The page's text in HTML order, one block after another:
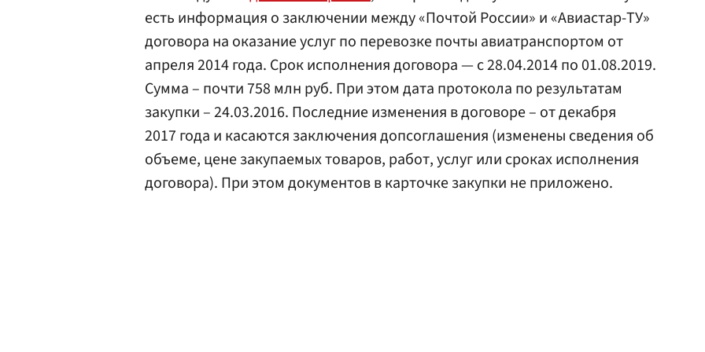
есть информация о заключении между «Почтой России» и «Авиастар-ТУ»
договора на оказание услуг по перевозке почты авиатранспортом от
апреля 2014 года. Срок исполнения договора — c 28.04.2014 по 01.08.2019.
Сумма – почти 758 млн руб. При этом дата протокола по результатам
закупки – 24.03.2016. Последние изменения в договоре – от декабря
2017 года и касаются заключения допсоглашения (изменены сведения об
объеме, цене закупаемых товаров, работ, услуг или сроках исполнения
договора). При этом документов в карточке закупки не приложено.